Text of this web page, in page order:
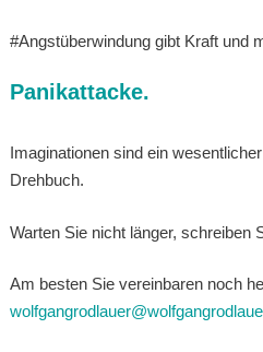
#Angstüberwindung gibt Kraft und
Panikattacke.
Imaginationen sind ein
Drehbuch.
Warten Sie nicht länger, schreiben
Am besten Sie vereinbaren noch